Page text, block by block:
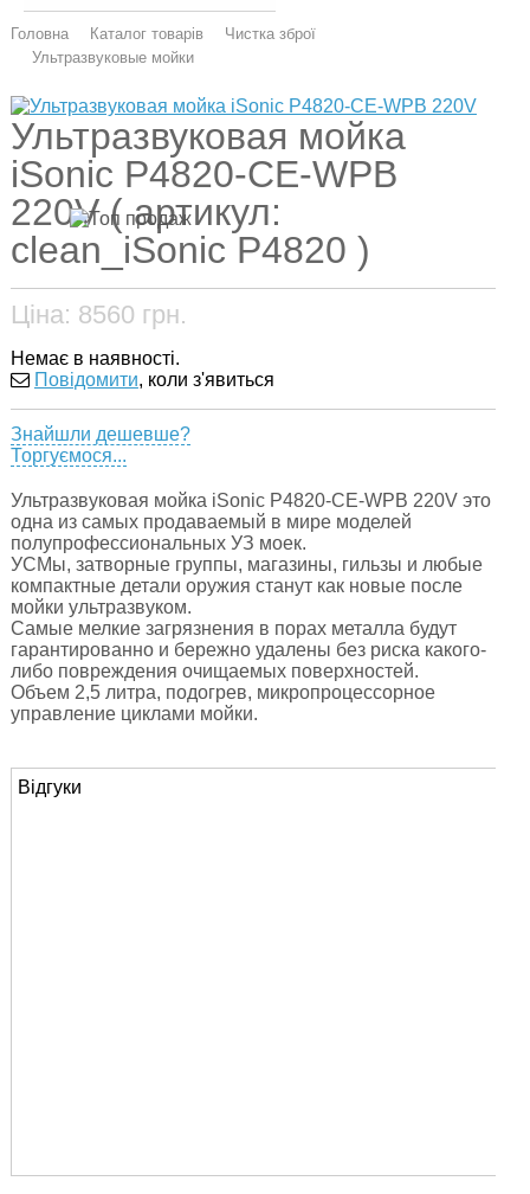
Головна Каталог товарів
Чистка зброї
Ультразвуковые мойки
Ультразвуковая мойка
iSonic P4820-CE-WPB
220V ( артикул:
clean_iSonic P4820 )
Ціна: 8560 грн.
Немає в наявності.
Повідомити, коли з'явиться
Знайшли дешевше?
Торгуємося...
Ультразвуковая мойка iSonic P4820-CE-WPB 220V это
одна из самых продаваемый в мире моделей
полупрофессиональных УЗ моек.
УСМы, затворные группы, магазины, гильзы и любые
компактные детали оружия станут как новые после
мойки ультразвуком.
Самые мелкие загрязнения в порах металла будут
гарантированно и бережно удалены без риска какого-
либо повреждения очищаемых поверхностей.
Объем 2,5 литра, подогрев, микропроцессорное
управление циклами мойки.
Відгуки